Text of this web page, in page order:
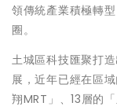
領傳統產業積極轉
圈。
土城區科技匯聚打
展，近年已經在區
翔MRT」、13層的